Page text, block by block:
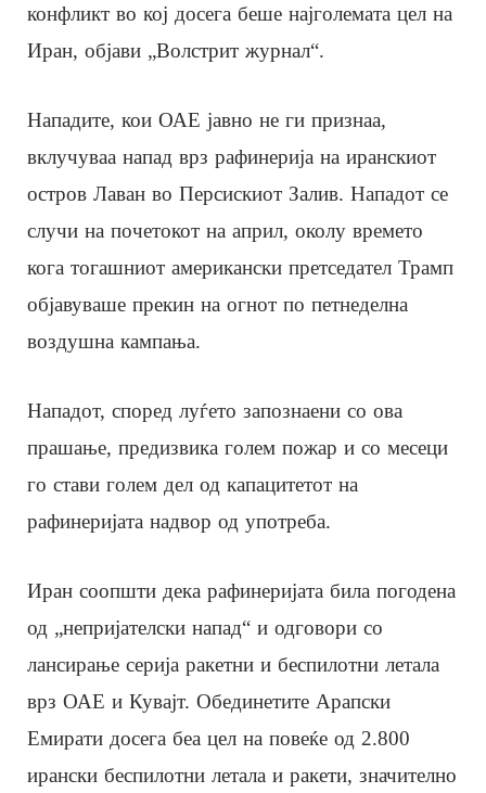
конфликт во кој досега беше најголемата цел на
Иран, објави „Волстрит журнал“.
Нападите, кои ОАЕ јавно не ги признаа,
вклучуваа напад врз рафинерија на иранскиот
остров Лаван во Персискиот Залив. Нападот се
случи на почетокот на април, околу времето
кога тогашниот американски претседател Трамп
објавуваше прекин на огнот по петнеделна
воздушна кампања.
Нападот, според луѓето запознаени со ова
прашање, предизвика голем пожар и со месеци
го стави голем дел од капацитетот на
рафинеријата надвор од употреба.
Иран соопшти дека рафинеријата била погодена
од „непријателски напад“ и одговори со
лансирање серија ракетни и беспилотни летала
врз ОАЕ и Кувајт. Обединетите Арапски
Емирати досега беа цел на повеќе од 2.800
ирански беспилотни летала и ракети, значително